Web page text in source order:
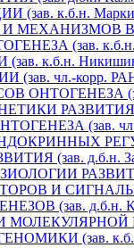
(зав. к.б.н.
(зав.
к.б.н.
чл.-корр. РАН
ОНТОГЕНЕЗА
РАЗВИТИЯ
(зав. чл.-
(зав. д.б.н.
РАЗВИТИЯ
И
(зав. д.б.н.
(зав.